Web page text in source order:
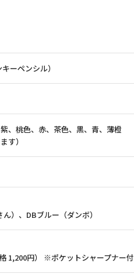
ーペンシル）
、桃色、赤、茶色、黒、青、薄橙
す）
）、DBブルー（ダンボ）
1,200円） ※ポケットシャープナー付